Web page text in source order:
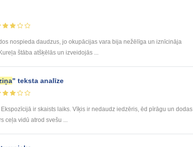
nospieda daudzus, jo okupācijas vara bija nežēlīga un iznīcināja
štāba atšķēlās un izveidojās ...
" teksta analīze
ir skaists laiks. Vīķis ir nedaudz iedzēris, ēd pīrāgu un dodas
ceļa vidū atrod svešu ...